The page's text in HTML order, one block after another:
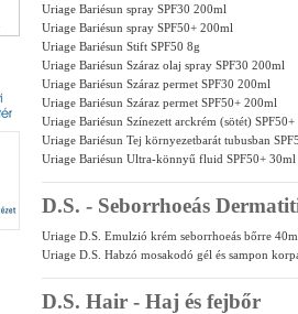
Uriage Bariésun spray SPF30 200ml
Uriage Bariésun spray SPF50+ 200ml
Uriage Bariésun Stift SPF50 8g
Uriage Bariésun Száraz olaj spray SPF30 200ml
Uriage Bariésun Száraz permet SPF30 200ml
Uriage Bariésun Száraz permet SPF50+ 200ml
Uriage Bariésun Színezett arckrém (sötét)
Uriage Bariésun Tej környezetbarát tubusban
Uriage Bariésun Ultra-könnyű fluid SPF50+ 30ml
D.S. - Seborrhoeás
Uriage D.S. Emulzió krém seborrhoeás bőrre
Uriage D.S. Habzó mosakodó gél és sampon
D.S. Hair - Haj és fejbőr